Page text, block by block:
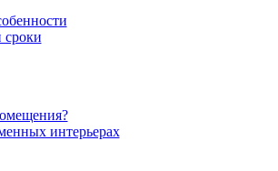
сроки
интерьерах